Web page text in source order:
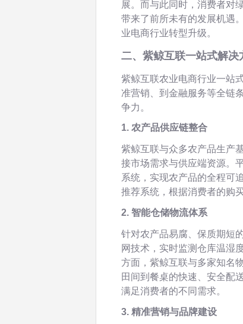
展。而与此同时，消费者对
带来了前所未有的发展机遇
业电商行业转型升级。
二、紫鲸互联一站式解决
紫鲸互联农业电商行业一站
准营销、到金融服务等全链
争力。
1. 农产品供应链整合
紫鲸互联与众多农产品生产
接市场需求与供应端资源。
系统，实现农产品的全程可
推荐系统，根据消费者的购
2. 智能仓储物流体系
针对农产品易腐、保质期短
网技术，实时监测仓库温湿
方面，紫鲸互联与多家知名
田间到餐桌的快速、安全配
满足消费者的不同需求。
3. 精准营销与品牌建设